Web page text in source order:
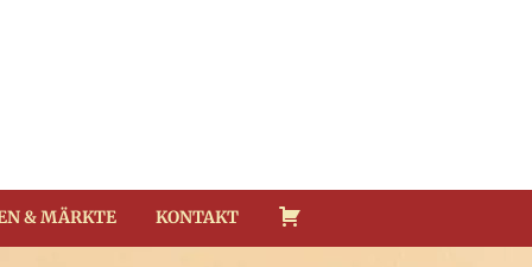
& MÄRKTE KONTAKT